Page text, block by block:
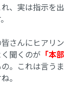
、実は指示を出
さんにヒアリン
聞くのが 「本部
。これは言うま
。